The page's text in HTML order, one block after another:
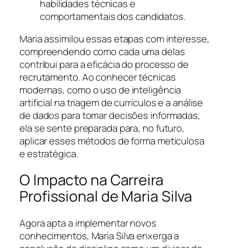
habilidades técnicas e
comportamentais dos candidatos.
Maria assimilou essas etapas com interesse,
compreendendo como cada uma delas
contribui para a eficácia do processo de
recrutamento. Ao conhecer técnicas
modernas, como o uso de inteligência
artificial na triagem de currículos e a análise
de dados para tomar decisões informadas,
ela se sente preparada para, no futuro,
aplicar esses métodos de forma meticulosa
e estratégica.
O Impacto na Carreira
Profissional de Maria Silva
Agora apta a implementar novos
conhecimentos, Maria Silva enxerga a